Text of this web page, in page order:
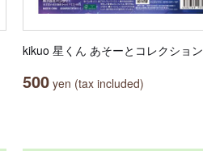
kikuo 星くん あそーとコレクション
500 yen (tax included)